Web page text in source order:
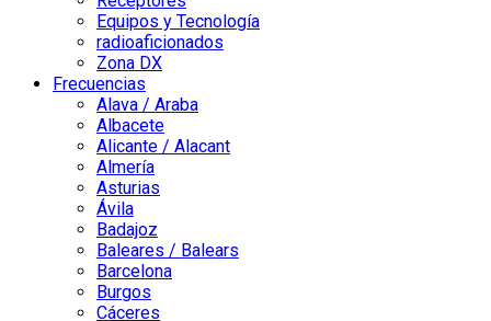
Equipos y Tecnología
radioaficionados
Zona DX
Frecuencias
Alava / Araba
Albacete
Alicante / Alacant
Almería
Asturias
Ávila
Badajoz
Baleares / Balears
Barcelona
Burgos
Cáceres